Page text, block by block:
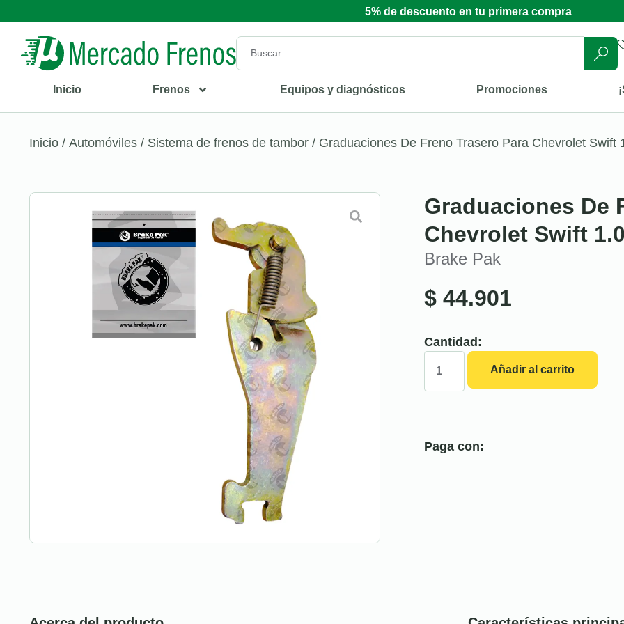
5% de descuento en tu primera compra
Inicio Frenos Equipos y diagnósticos Promociones
Inicio / Automóviles / Sistema de frenos de tambor / Graduaciones De Freno Trasero Para Chevrolet Swift
Graduaciones De
Chevrolet Swift
Brake Pak
$ 44.901
Cantidad:
Añadir al carrito
Paga con: